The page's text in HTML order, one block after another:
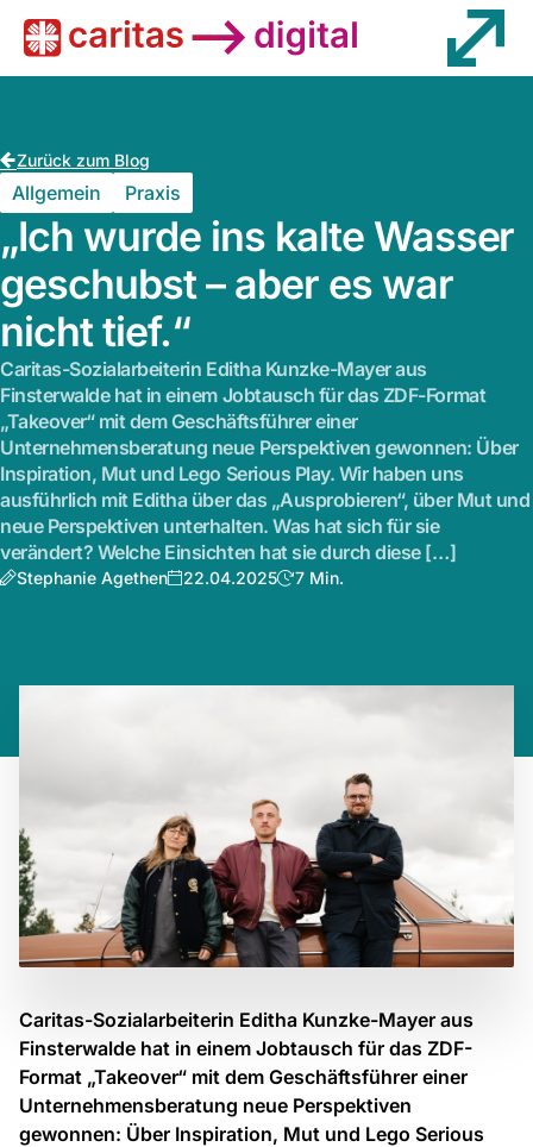
Wissen
Zurück zum Blog
Allgemein Praxis
„Ich wurde ins kalte Wasser
geschubst – aber es war
nicht tief.“
Caritas-Sozialarbeiterin Editha Kunzke-Mayer aus
Finsterwalde hat in einem Jobtausch für das ZDF-Format
„Takeover“ mit dem Geschäftsführer einer
Unternehmensberatung neue Perspektiven gewonnen: Über
Inspiration, Mut und Lego Serious Play. Wir haben uns
ausführlich mit Editha über das „Ausprobieren“, über Mut und
neue Perspektiven unterhalten. Was hat sich für sie
verändert? Welche Einsichten hat sie durch diese […]
Stephanie Agethen 22.04.2025 7 Min.
Caritas-Sozialarbeiterin Editha Kunzke-Mayer aus
Finsterwalde hat in einem Jobtausch für das ZDF-
Format „Takeover“ mit dem Geschäftsführer einer
Unternehmensberatung neue Perspektiven
gewonnen: Über Inspiration, Mut und Lego Serious